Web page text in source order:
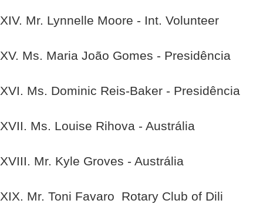
XIV. Mr. Lynnelle Moore - Int. Volunteer
XV. Ms. Maria João Gomes - Presidência
XVI. Ms. Dominic Reis-Baker - Presidência
XVII. Ms. Louise Rihova - Austrália
XVIII. Mr. Kyle Groves - Austrália
XIX. Mr. Toni Favaro  Rotary Club of Dili